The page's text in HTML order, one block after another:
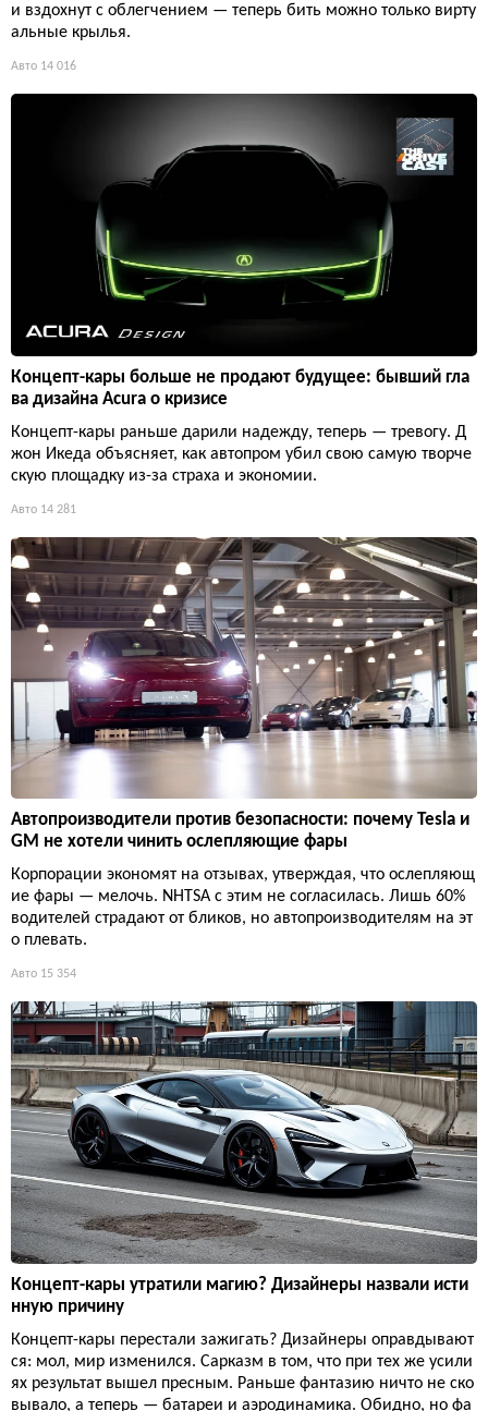
и вздохнут с облегчением — теперь бить можно только вирту
альные крылья.
Авто 14 016
Концепт-кары больше не продают будущее: бывший гла
ва дизайна Acura о кризисе
Концепт-кары раньше дарили надежду, теперь — тревогу. Д
жон Икеда объясняет, как автопром убил свою самую творче
скую площадку из-за страха и экономии.
Авто 14 281
Автопроизводители против безопасности: почему Tesla и
GM не хотели чинить ослепляющие фары
Корпорации экономят на отзывах, утверждая, что ослепляющ
ие фары — мелочь. NHTSA с этим не согласилась. Лишь 60%
водителей страдают от бликов, но автопроизводителям на эт
о плевать.
Авто 15 354
Концепт-кары утратили магию? Дизайнеры назвали исти
нную причину
Концепт-кары перестали зажигать? Дизайнеры оправдывают
ся: мол, мир изменился. Сарказм в том, что при тех же усили
ях результат вышел пресным. Раньше фантазию ничто не ско
вывало, а теперь — батареи и аэродинамика. Обидно, но фа